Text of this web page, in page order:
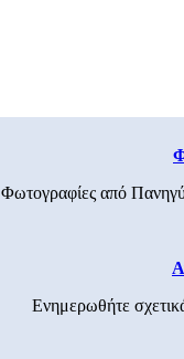
Φωτογραφίες από
Ενημερωθήτε